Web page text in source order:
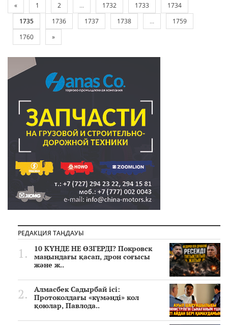
« 1 2 ... 1732 1733
1734
1735
1736 1737 1738 ...
1759
1760
»
РЕДАКЦИЯ ТАҢДАУЫ
10 КҮНДЕ НЕ ӨЗГЕРДІ? Покровск
маңындағы қасап, дрон соғысы
және ж..
Алмасбек Садырбай ісі:
Протоколдағы «күмәнді» кол
қоюлар, Павлода..